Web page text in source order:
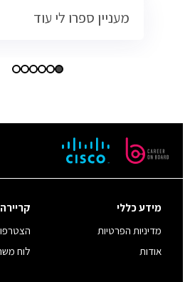
מעניין ספרו לי עוד
מידע כללי
מדיניות הפרטיות
אודות
קריירה
לוח